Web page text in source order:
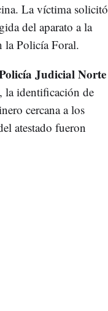
La víctima solicitó
del aparato a la
la Policía Foral.
Judicial Norte
la identificación de
cercana a los
atestado fueron